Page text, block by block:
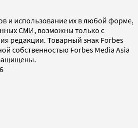
и использование их в любой форме,
СМИ, возможны только с
редакции. Товарный знак Forbes
собственностью Forbes Media Asia